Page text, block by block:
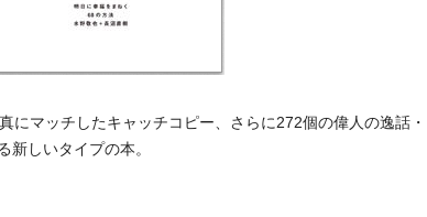
にマッチしたキャッチコピー、さらに272個の偉人の逸話・
新しいタイプの本。